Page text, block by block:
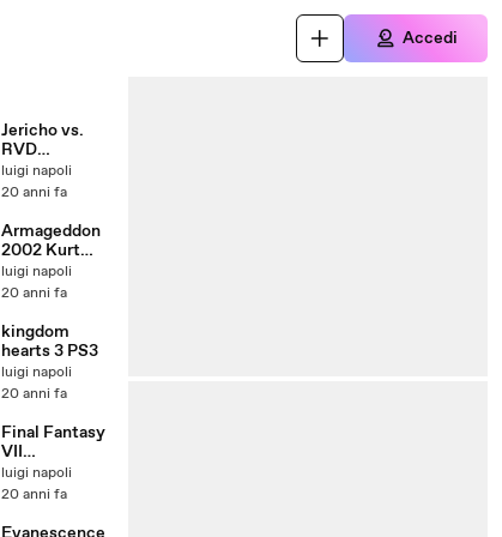
Accedi
Jericho vs.
RVD
Unforgiven
2001
luigi napoli
20 anni fa
Armageddon
2002 Kurt
Angle vs. Big
Show
luigi napoli
20 anni fa
kingdom
hearts 3 PS3
luigi napoli
20 anni fa
Final Fantasy
VII
Evanescence
luigi napoli
20 anni fa